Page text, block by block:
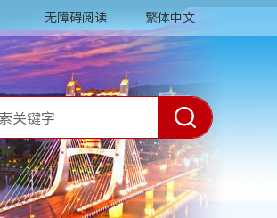
无障碍阅读 繁体中文